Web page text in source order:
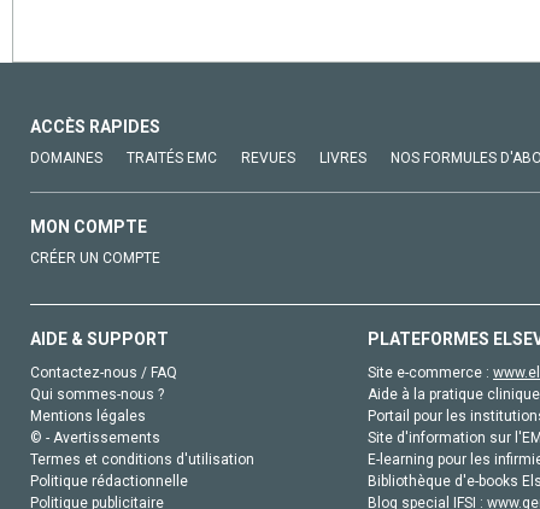
ACCÈS RAPIDES
DOMAINES TRAITÉS EMC REVUES LIVRES NOS FORMULES
MON COMPTE
CRÉER UN COMPTE
AIDE & SUPPORT
Contactez-nous / FAQ
Qui sommes-nous ?
Mentions légales
© - Avertissements
Termes et conditions d'utilisation
Politique rédactionnelle
Politique publicitaire
PLATEFORMES
Site e-commerce :
Aide à la pratique
Portail pour les
Site d'information sur
E-learning pour les
Bibliothèque d'e-books
Blog special IFSI :